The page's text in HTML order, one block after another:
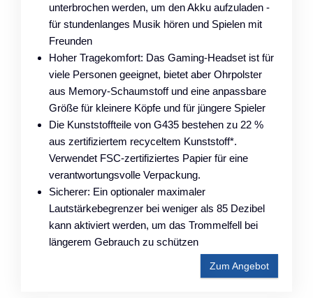
unterbrochen werden, um den Akku aufzuladen -
für stundenlanges Musik hören und Spielen mit
Freunden
Hoher Tragekomfort: Das Gaming-Headset ist für
viele Personen geeignet, bietet aber Ohrpolster
aus Memory-Schaumstoff und eine anpassbare
Größe für kleinere Köpfe und für jüngere Spieler
Die Kunststoffteile von G435 bestehen zu 22 %
aus zertifiziertem recyceltem Kunststoff*.
Verwendet FSC-zertifiziertes Papier für eine
verantwortungsvolle Verpackung.
Sicherer: Ein optionaler maximaler
Lautstärkebegrenzer bei weniger als 85 Dezibel
kann aktiviert werden, um das Trommelfell bei
längerem Gebrauch zu schützen
Zum Angebot